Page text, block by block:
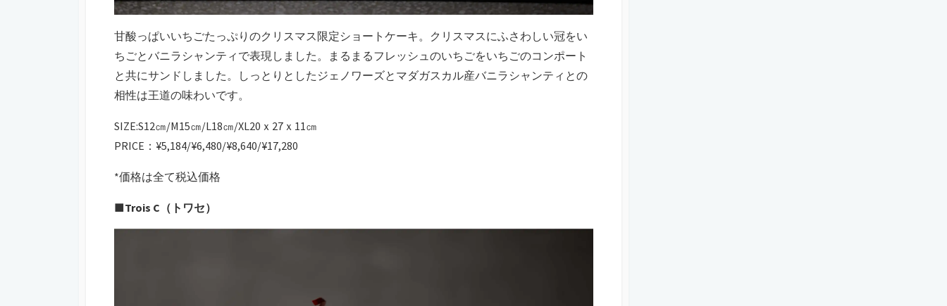
甘酸っぱいいちごたっぷりのクリスマス限定ショートケーキ。クリスマスにふさわしい冠をい
ちごとバニラシャンティで表現しました。まるまるフレッシュのいちごをいちごのコンポート
と共にサンドしました。しっとりとしたジェノワーズとマダガスカル産バニラシャンティとの
相性は王道の味わいです。
SIZE:S12㎝/M15㎝/L18㎝/XL20ｘ27ｘ11㎝
PRICE：¥5,184/¥6,480/¥8,640/¥17,280
*価格は全て税込価格
■Trois C（トワセ）